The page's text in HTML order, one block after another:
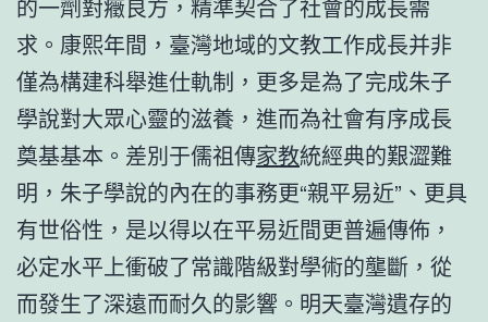
的一劑對癥良方，精準契合了社會的成長需
求。康熙年間，臺灣地域的文教工作成長并非
僅為構建科舉進仕軌制，更多是為了完成朱子
學說對大眾心靈的滋養，進而為社會有序成長
奠基基本。差別于儒祖傳家教統經典的艱澀難
明，朱子學說的內在的事務更“親平易近”、更具
有世俗性，是以得以在平易近間更普遍傳佈，
必定水平上衝破了常識階級對學術的壟斷，從
而發生了深遠而耐久的影響。明天臺灣遺存的